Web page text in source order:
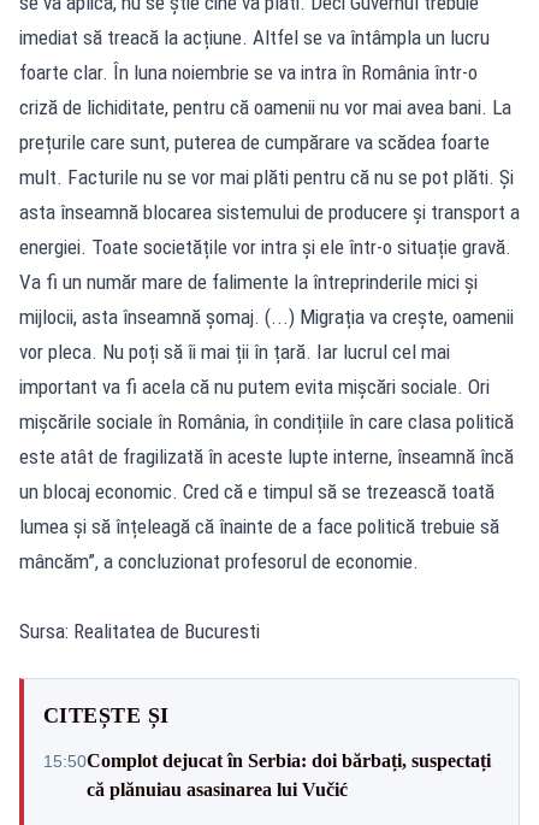
imediat să treacă la acțiune. Altfel se va întâmpla un lucru
foarte clar. În luna noiembrie se va intra în România într-o
criză de lichiditate, pentru că oamenii nu vor mai avea bani. La
prețurile care sunt, puterea de cumpărare va scădea foarte
mult. Facturile nu se vor mai plăti pentru că nu se pot plăti. Și
asta înseamnă blocarea sistemului de producere și transport a
energiei. Toate societățile vor intra și ele într-o situație gravă.
Va fi un număr mare de falimente la întreprinderile mici și
mijlocii, asta înseamnă șomaj. (...) Migrația va crește, oamenii
vor pleca. Nu poți să îi mai ții în țară. Iar lucrul cel mai
important va fi acela că nu putem evita mișcări sociale. Ori
mișcările sociale în România, în condițiile în care clasa politică
este atât de fragilizată în aceste lupte interne, înseamnă încă
un blocaj economic. Cred că e timpul să se trezească toată
lumea și să înțeleagă că înainte de a face politică trebuie să
mâncăm”, a concluzionat profesorul de economie.
Sursa: Realitatea de Bucuresti
CITEȘTE ȘI
15:50Complot dejucat în Serbia: doi bărbați, suspectați
că plănuiau asasinarea lui Vučić